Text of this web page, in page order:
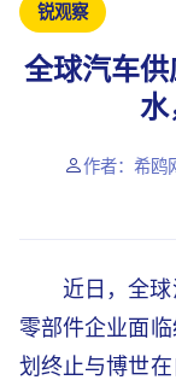
锐观察
全球汽车
水
作者：希鸥
近日，全
零部件企业面
划终止与博世在